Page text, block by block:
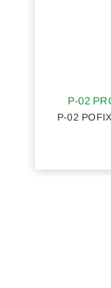
P-03
P-03 POFIX